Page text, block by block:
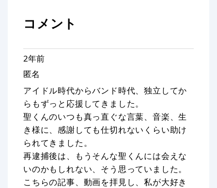
コメント
2年前
匿名
アイドル時代からバンド時代、独立してか
らもずっと応援してきました。
聖くんのいつも真っ直ぐな言葉、音楽、生
き様に、感謝しても仕切れないくらい助け
られてきました。
再逮捕後は、もうそんな聖くんには会えな
いのかもしれない、そう思っていました。
こちらの記事、動画を拝見し、私が大好き